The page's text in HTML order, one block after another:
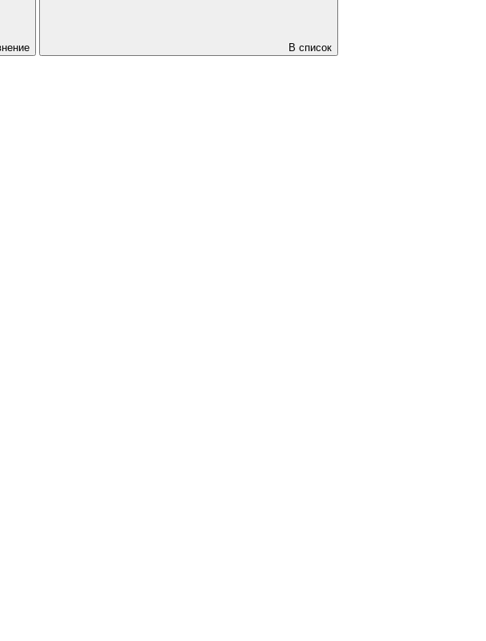
В список